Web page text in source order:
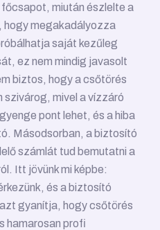
miután észlelte a
megakadályozza
saját kezűleg
ez nem mindig javasolt
biztos, hogy a csőtörés
szivárog, mivel a vízzáró
pont lehet, és a hiba
Másodsorban, a biztosító
számlát tud bemutatni a
Itt jövünk mi képbe:
és a biztosító
gyanítja, hogy csőtörés
hamarosan profi